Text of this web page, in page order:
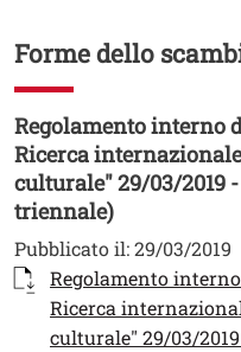
Forme dello
Regolamento interno
Ricerca
culturale" 29/03/2019
triennale)
Pubblicato il:29/03/2019
Documento
Regolamento
Ricerca
culturale" 29/03/